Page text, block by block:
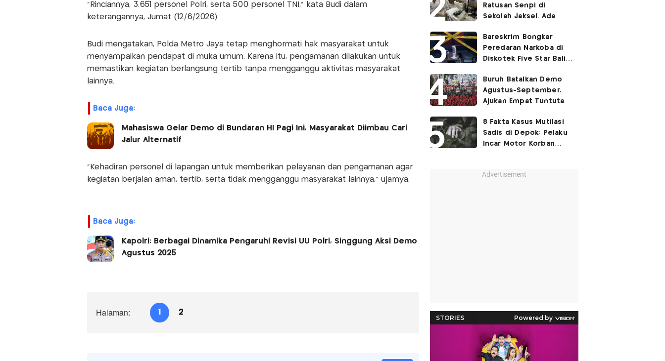
"Rinciannya, 3.651 personel Polri, serta 500 personel TNI," kata Budi dalam
keterangannya, Jumat (12/6/2026).
Budi mengatakan, Polda Metro Jaya tetap menghormati hak masyarakat untuk
menyampaikan pendapat di muka umum. Karena itu, pengamanan dilakukan untuk
memastikan kegiatan berlangsung tertib tanpa mengganggu aktivitas masyarakat
lainnya.
Baca Juga:
Mahasiswa Gelar Demo di Bundaran HI Pagi Ini, Masyarakat Diimbau Cari
Jalur Alternatif
“Kehadiran personel di lapangan untuk memberikan pelayanan dan pengamanan agar
kegiatan berjalan aman, tertib, serta tidak mengganggu masyarakat lainnya,” ujarnya.
Baca Juga:
Kapolri: Berbagai Dinamika Pengaruhi Revisi UU Polri, Singgung Aksi Demo
Agustus 2025
Halaman: 1 2
Menembak
Ratusan Senpi di
Sekolah Jaksel, Ada
Ruang Bunker
Bareskrim Bongkar
Peredaran Narkoba di
Diskotek Five Star Bali,
Buruh Batalkan Demo
Agustus-September,
Ajukan Empat Tuntutan
8 Fakta Kasus Mutilasi
Sadis di Depok: Pelaku
Incar Motor Korban
Advertisement